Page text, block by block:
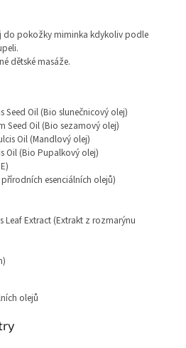
do pokožky miminka kdykoliv podle
dětské masáže.
Seed Oil (Bio slunečnicový olej)
Seed Oil (Bio sezamový olej)
Oil (Mandlový olej)
Oil (Bio Pupalkový olej)
esenciálních olejů)
Leaf Extract (Extrakt z rozmarýnu
olejů